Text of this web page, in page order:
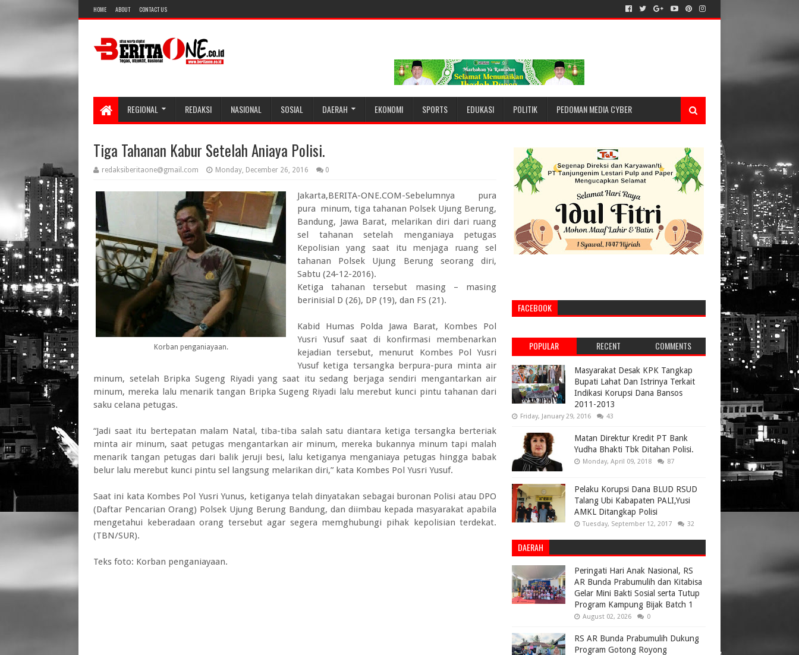
HOME ABOUT CONTACT US
REGIONAL REDAKSI NASIONAL SOSIAL DAERAH EKONOMI SPORTS EDUKASI POLITIK PEDOMAN MEDIA CYBER
Tiga Tahanan Kabur Setelah Aniaya Polisi.
redaksiberitaone@gmail.com Monday, December 26, 2016 0
Korban penganiayaan.
Jakarta,BERITA-ONE.COM-Sebelumnya pura
pura minum, tiga tahanan Polsek Ujung Berung,
Bandung, Jawa Barat, melarikan diri dari ruang
sel tahanan setelah menganiaya petugas
Kepolisian yang saat itu menjaga ruang sel
tahanan Polsek Ujung Berung seorang diri,
Sabtu (24-12-2016).
Ketiga tahanan tersebut masing – masing
berinisial D (26), DP (19), dan FS (21).
Kabid Humas Polda Jawa Barat, Kombes Pol
Yusri Yusuf saat di konfirmasi membenarkan
kejadian tersebut, menurut Kombes Pol Yusri
Yusuf ketiga tersangka berpura-pura minta air
minum, setelah Bripka Sugeng Riyadi yang saat itu sedang berjaga sendiri mengantarkan air
minum, mereka lalu menarik tangan Bripka Sugeng Riyadi lalu merebut kunci pintu tahanan dari
saku celana petugas.
“Jadi saat itu bertepatan malam Natal, tiba-tiba salah satu diantara ketiga tersangka berteriak
minta air minum, saat petugas mengantarkan air minum, mereka bukannya minum tapi malah
menarik tangan petugas dari balik jeruji besi, lalu ketiganya menganiaya petugas hingga babak
belur lalu merebut kunci pintu sel langsung melarikan diri,” kata Kombes Pol Yusri Yusuf.
Saat ini kata Kombes Pol Yusri Yunus, ketiganya telah dinyatakan sebagai buronan Polisi atau DPO
(Daftar Pencarian Orang) Polsek Ujung Berung Bandung, dan diimbau kepada masyarakat apabila
mengetahui keberadaan orang tersebut agar segera memghubungi pihak kepolisian terdekat.
(TBN/SUR).
Teks foto: Korban penganiayaan.
FACEBOOK
POPULAR RECENT COMMENTS
Masyarakat Desak KPK Tangkap
Bupati Lahat Dan Istrinya Terkait
Indikasi Korupsi Dana Bansos
2011-2013
Friday, January 29, 2016 43
Matan Direktur Kredit PT Bank
Yudha Bhakti Tbk Ditahan Polisi.
Monday, April 09, 2018 87
Pelaku Korupsi Dana BLUD RSUD
Talang Ubi Kabapaten PALI,Yusi
AMKL Ditangkap Polisi
Tuesday, September 12, 2017 32
DAERAH
Peringati Hari Anak Nasional, RS
AR Bunda Prabumulih dan Kitabisa
Gelar Mini Bakti Sosial serta Tutup
Program Kampung Bijak Batch 1
August 02, 2026 0
RS AR Bunda Prabumulih Dukung
Program Gotong Royong